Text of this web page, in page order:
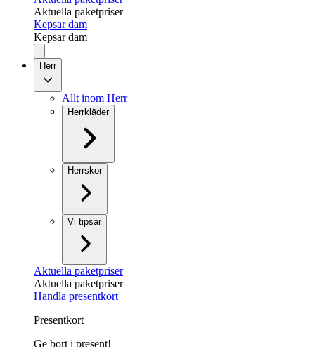
Aktuella paketpriser
Kepsar dam
Kepsar dam
Herr
Allt inom Herr
Herrkläder
Herrskor
Vi tipsar
Aktuella paketpriser
Aktuella paketpriser
Handla presentkort
Presentkort
Ge bort i present!